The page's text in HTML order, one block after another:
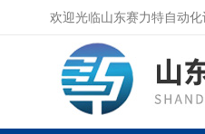
欢迎光临山东赛力特自动化